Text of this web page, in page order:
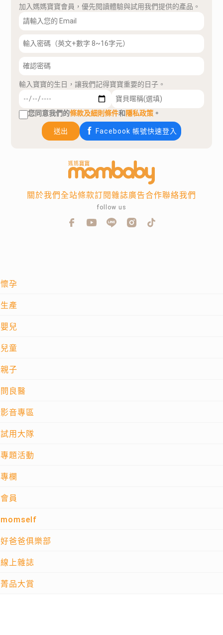
加入媽媽寶寶會員，優先閱讀體驗與試用我們提供的產品。
輸入寶寶的生日，讓我們記得寶寶重要的日子。
您同意我們的條款及細則條件和隱私政策 。
送出 Facebook 帳號快速登入
懷孕
生產
嬰兒
兒童
親子
問良醫
影音專區
試用大隊
專題活動
專欄
會員
momself
好爸爸俱樂部
線上雜誌
菁品大賞
關於我們全站條款訂閱雜誌廣告合作聯絡我們
follow us